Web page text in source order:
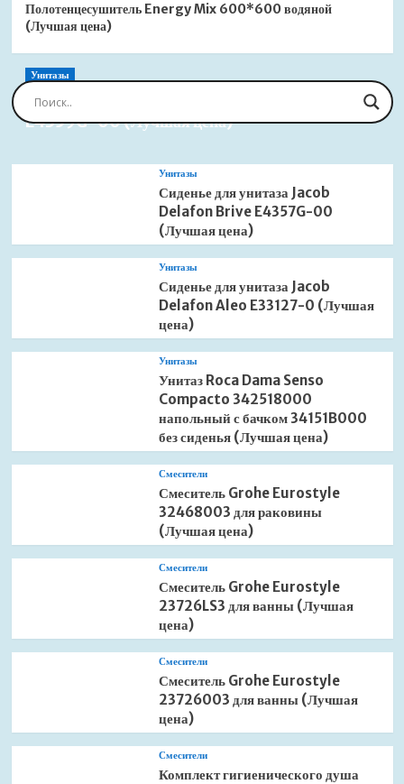
Полотенцесушитель Energy Mix 600*600 водяной
(Лучшая цена)
Унитазы
Сиденье для унитаза Jacob Delafon Brive
E4359G-00 (Лучшая цена)
Унитазы
Сиденье для унитаза Jacob
Delafon Brive E4357G-00
(Лучшая цена)
Унитазы
Сиденье для унитаза Jacob
Delafon Aleo E33127-0 (Лучшая
цена)
Унитазы
Унитаз Roca Dama Senso
Compacto 342518000
напольный с бачком 34151B000
без сиденья (Лучшая цена)
Смесители
Смеситель Grohe Eurostyle
32468003 для раковины
(Лучшая цена)
Смесители
Смеситель Grohe Eurostyle
23726LS3 для ванны (Лучшая
цена)
Смесители
Смеситель Grohe Eurostyle
23726003 для ванны (Лучшая
цена)
Смесители
Комплект гигиенического душа